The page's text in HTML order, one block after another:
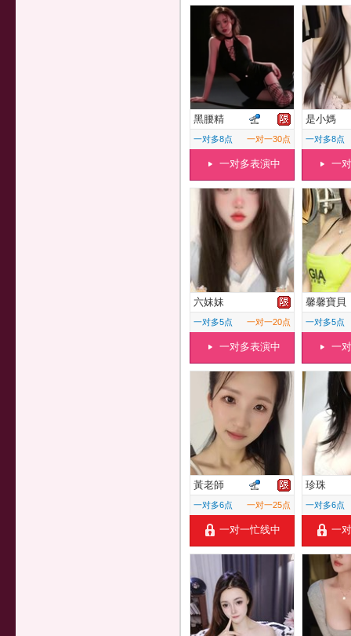
黑腰精
一对多8点 一对一30点
一对多表演中
是小媽
一对多8点
一
六妹妹
一对多5点 一对一20点
一对多表演中
馨馨寶貝
一对多5点
一
黃老師
一对多6点 一对一25点
一对一忙线中
珍珠
一对多6点
一